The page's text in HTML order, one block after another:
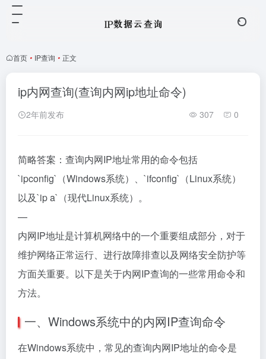
首页 • IP查询 • 正文
ip内网查询(查询内网ip地址命令)
2年前发布 307 0
简略答案：查询内网IP地址常用的命令包括
`ipconfig`（Windows系统）、`ifconfig`（Linux系统）
以及`ip a`（现代Linux系统）。
—
内网IP地址是计算机网络中的一个重要组成部分，对于
维护网络正常运行、进行故障排查以及网络安全防护等
方面关重要。以下是关于内网IP查询的一些常用命令和
方法。
一、Windows系统中的内网IP查询命令
在Windows系统中，常见的查询内网IP地址的命令是